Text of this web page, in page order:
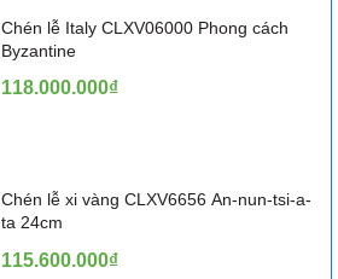
Chén lễ Italy CLXV06000 Phong cách
Byzantine
118.000.000₫
Chén lễ xi vàng CLXV6656 An-nun-tsi-a-
ta 24cm
115.600.000₫